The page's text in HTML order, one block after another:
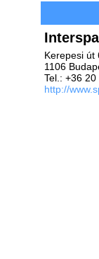
Kerepesi út
1106
Tel.: +36
http://